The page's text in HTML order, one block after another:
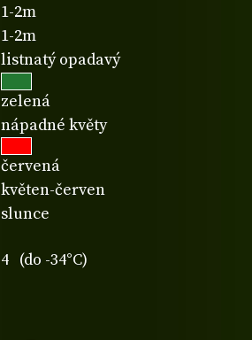
1-2m
1-2m
listnatý opadavý
zelená
nápadné květy
červená
květen-červen
slunce
4 (do -34°C)